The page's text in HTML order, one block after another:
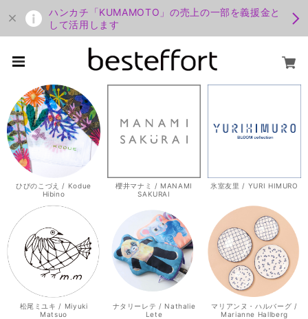
ハンカチ「KUMAMOTO」の売上の一部を義援金と
して活用します
ひびのこづえ / Kodue
Hibino
櫻井マナミ / MANAMI
SAKURAI
氷室友里 / YURI HIMURO
松尾ミユキ / Miyuki
Matsuo
ナタリーレテ / Nathalie
Lete
マリアンヌ・ハルバーグ /
Marianne Hallberg